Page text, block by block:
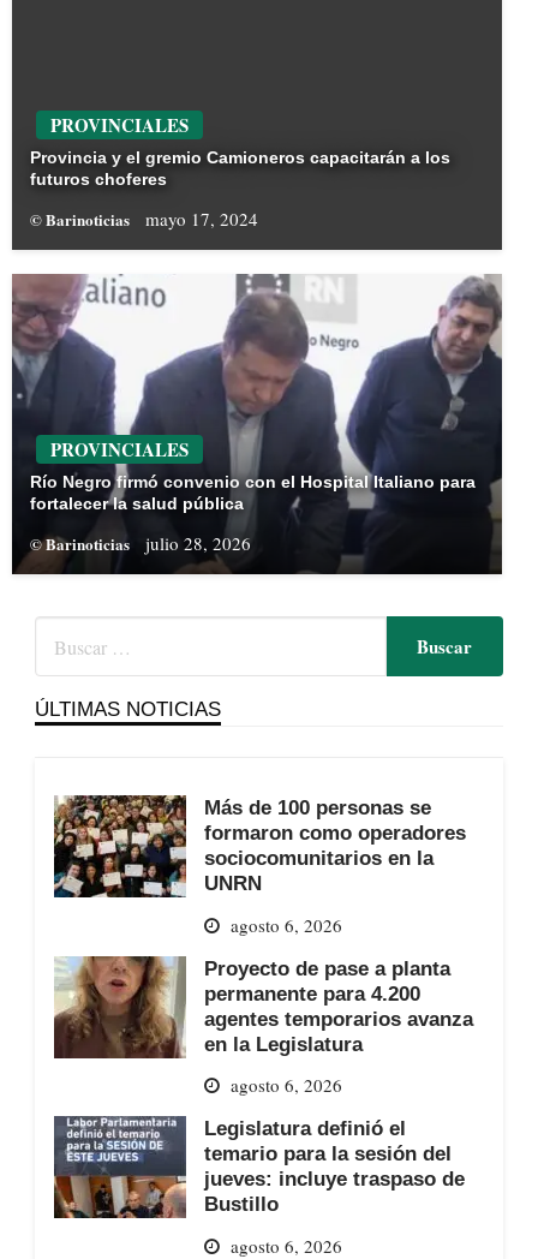
PROVINCIALES
Provincia y el gremio Camioneros capacitarán a los
futuros choferes
© Barinoticias mayo 17, 2024
PROVINCIALES
Río Negro firmó convenio con el Hospital Italiano para
fortalecer la salud pública
© Barinoticias julio 28, 2026
ÚLTIMAS NOTICIAS
Más de 100 personas se
formaron como operadores
sociocomunitarios en la
UNRN
agosto 6, 2026
Proyecto de pase a planta
permanente para 4.200
agentes temporarios avanza
en la Legislatura
agosto 6, 2026
Legislatura definió el
temario para la sesión del
jueves: incluye traspaso de
Bustillo
agosto 6, 2026